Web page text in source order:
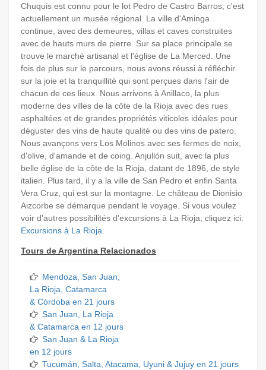
Chuquis est connu pour le lot Pedro de Castro Barros, c'est
actuellement un musée régional. La ville d'Aminga
continue, avec des demeures, villas et caves construites
avec de hauts murs de pierre. Sur sa place principale se
trouve le marché artisanal et l'église de La Merced. Une
fois de plus sur le parcours, nous avons réussi à réfléchir
sur la joie et la tranquillité qui sont perçues dans l'air de
chacun de ces lieux. Nous arrivons à Anillaco, la plus
moderne des villes de la côte de la Rioja avec des rues
asphaltées et de grandes propriétés viticoles idéales pour
déguster des vins de haute qualité ou des vins de patero.
Nous avançons vers Los Molinos avec ses fermes de noix,
d'olive, d'amande et de coing. Anjullón suit, avec la plus
belle église de la côte de la Rioja, datant de 1896, de style
italien. Plus tard, il y a la ville de San Pedro et enfin Santa
Vera Cruz, qui est sur la montagne. Le château de Dionisio
Aizcorbe se démarque pendant le voyage. Si vous voulez
voir d'autres possibilités d'excursions à La Rioja, cliquez ici:
Excursions à La Rioja.
Tours de Argentina Relacionados
Mendoza, San Juan,
La Rioja, Catamarca
& Córdoba en 21 jours
San Juan, La Rioja
& Catamarca en 12 jours
San Juan & La Rioja
en 12 jours
Tucumán, Salta, Atacama, Uyuni & Jujuy en 21 jours